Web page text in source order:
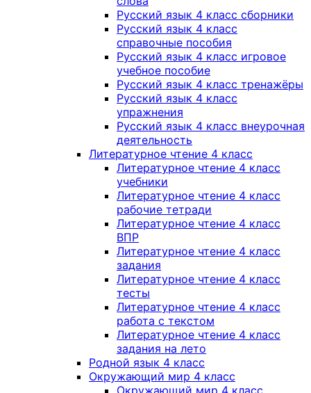
Русский язык 4 класс сборники
Русский язык 4 класс
справочные пособия
Русский язык 4 класс игровое
учебное пособие
Русский язык 4 класс тренажёры
Русский язык 4 класс
упражнения
Русский язык 4 класс внеурочная
деятельность
Литературное чтение 4 класс
Литературное чтение 4 класс
учебники
Литературное чтение 4 класс
рабочие тетради
Литературное чтение 4 класс
ВПР
Литературное чтение 4 класс
задания
Литературное чтение 4 класс
тесты
Литературное чтение 4 класс
работа с текстом
Литературное чтение 4 класс
задания на лето
Родной язык 4 класс
Окружающий мир 4 класс
Окружающий мир 4 класс